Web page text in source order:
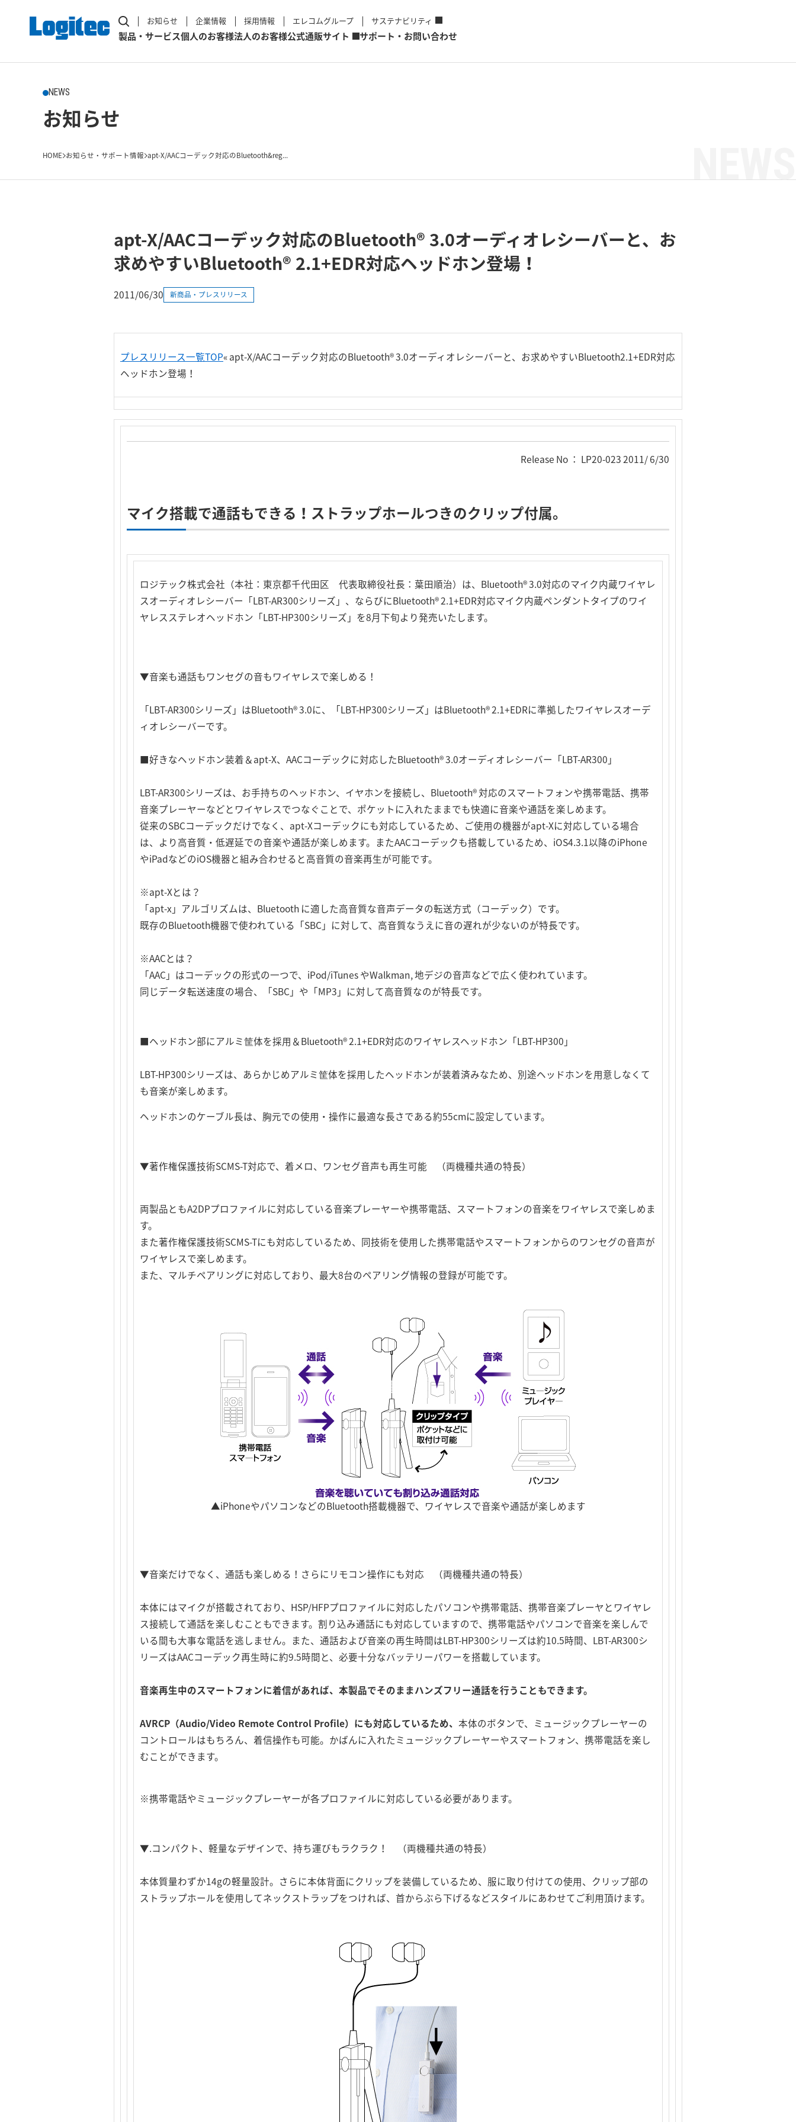
お知らせ 企業情報 採用情報 エレコムグループ サステナビリティ
製品・サービス個人のお客様法人のお客様公式通販サイト サポート・お問い合わせ
NEWS
お知らせ
HOME お知らせ・サポート情報 apt-X/AACコーデック対応のBluetooth&reg...
apt-X/AACコーデック対応のBluetooth® 3.0オーディオレシーバーと、お
求めやすいBluetooth® 2.1+EDR対応ヘッドホン登場！
2011/06/30 新商品・プレスリリース
プレスリリース一覧TOP« apt-X/AACコーデック対応のBluetooth® 3.0オーディオレシーバーと、お求めやすいBluetooth2.1+EDR対応
ヘッドホン登場！
Release No ： LP20-023 2011/ 6/30
マイク搭載で通話もできる！ストラップホールつきのクリップ付属。
ロジテック株式会社（本社：東京都千代田区 代表取締役社長：葉田順治）は、Bluetooth® 3.0対応のマイク内蔵ワイヤレ
スオーディオレシーバー「LBT-AR300シリーズ」、ならびにBluetooth® 2.1+EDR対応マイク内蔵ペンダントタイプのワイ
ヤレスステレオヘッドホン「LBT-HP300シリーズ」を8月下旬より発売いたします。
▼音楽も通話もワンセグの音もワイヤレスで楽しめる！
「LBT-AR300シリーズ」はBluetooth® 3.0に、「LBT-HP300シリーズ」はBluetooth® 2.1+EDRに準拠したワイヤレスオーデ
ィオレシーバーです。
■好きなヘッドホン装着＆apt-X、AACコーデックに対応したBluetooth® 3.0オーディオレシーバー「LBT-AR300」
LBT-AR300シリーズは、お手持ちのヘッドホン、イヤホンを接続し、Bluetooth® 対応のスマートフォンや携帯電話、携帯
音楽プレーヤーなどとワイヤレスでつなぐことで、ポケットに入れたままでも快適に音楽や通話を楽しめます。
従来のSBCコーデックだけでなく、apt-Xコーデックにも対応しているため、ご使用の機器がapt-Xに対応している場合
は、より高音質・低遅延での音楽や通話が楽しめます。またAACコーデックも搭載しているため、iOS4.3.1以降のiPhone
やiPadなどのiOS機器と組み合わせると高音質の音楽再生が可能です。
※apt-Xとは？
「apt-x」アルゴリズムは、Bluetooth に適した高音質な音声データの転送方式（コーデック）です。
既存のBluetooth機器で使われている「SBC」に対して、高音質なうえに音の遅れが少ないのが特長です。
※AACとは？
「AAC」はコーデックの形式の一つで、iPod/iTunes やWalkman, 地デジの音声などで広く使われています。
同じデータ転送速度の場合、「SBC」や「MP3」に対して高音質なのが特長です。
■ヘッドホン部にアルミ筐体を採用＆Bluetooth® 2.1+EDR対応のワイヤレスヘッドホン「LBT-HP300」
LBT-HP300シリーズは、あらかじめアルミ筐体を採用したヘッドホンが装着済みなため、別途ヘッドホンを用意しなくて
も音楽が楽しめます。
ヘッドホンのケーブル長は、胸元での使用・操作に最適な長さである約55cmに設定しています。
▼著作権保護技術SCMS-T対応で、着メロ、ワンセグ音声も再生可能 （両機種共通の特長）
両製品ともA2DPプロファイルに対応している音楽プレーヤーや携帯電話、スマートフォンの音楽をワイヤレスで楽しめま
す。
また著作権保護技術SCMS-Tにも対応しているため、同技術を使用した携帯電話やスマートフォンからのワンセグの音声が
ワイヤレスで楽しめます。
また、マルチペアリングに対応しており、最大8台のペアリング情報の登録が可能です。
▲iPhoneやパソコンなどのBluetooth搭載機器で、ワイヤレスで音楽や通話が楽しめます
▼音楽だけでなく、通話も楽しめる！さらにリモコン操作にも対応 （両機種共通の特長）
本体にはマイクが搭載されており、HSP/HFPプロファイルに対応したパソコンや携帯電話、携帯音楽プレーヤとワイヤレ
ス接続して通話を楽しむこともできます。割り込み通話にも対応していますので、携帯電話やパソコンで音楽を楽しんで
いる間も大事な電話を逃しません。また、通話および音楽の再生時間はLBT-HP300シリーズは約10.5時間、LBT-AR300シ
リーズはAACコーデック再生時に約9.5時間と、必要十分なバッテリーパワーを搭載しています。
音楽再生中のスマートフォンに着信があれば、本製品でそのままハンズフリー通話を行うこともできます。
AVRCP（Audio/Video Remote Control Profile）にも対応しているため、 本体のボタンで、ミュージックプレーヤーの
コントロールはもちろん、着信操作も可能。かばんに入れたミュージックプレーヤーやスマートフォン、携帯電話を楽し
むことができます。
※携帯電話やミュージックプレーヤーが各プロファイルに対応している必要があります。
▼.コンパクト、軽量なデザインで、持ち運びもラクラク！ （両機種共通の特長）
本体質量わずか14gの軽量設計。さらに本体背面にクリップを装備しているため、服に取り付けての使用、クリップ部の
ストラップホールを使用してネックストラップをつければ、首からぶら下げるなどスタイルにあわせてご利用頂けます。